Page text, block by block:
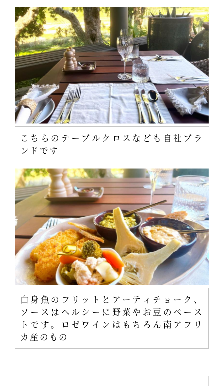
こちらのテーブルクロスなども自社ブラ
ンドです
白身魚のフリットとアーティチョーク、
ソースはヘルシーに野菜やお豆のペース
トです。ロゼワインはもちろん南アフリ
カ産のもの